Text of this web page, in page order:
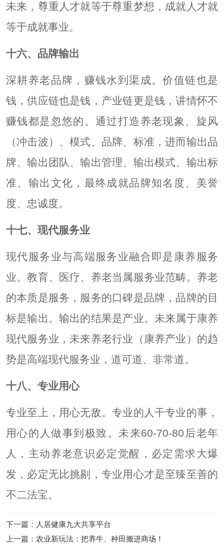
未来，尊重人才就等于尊重梦想，成就人才就
等于成就事业。
十六、品牌输出
深耕养老品牌，赚钱水到渠成。价值链也是
钱，供应链也是钱，产业链更是钱，讲情怀不
赚钱都是忽悠的。通过打造养老现象、旋风
（冲击波）、模式、品牌、标准，进而输出品
牌、输出团队、输出管理、输出模式、输出标
准、输出文化，最终成就品牌知名度、美誉
度、忠诚度。
十七、现代服务业
现代服务业与高端服务业融合即是康养服务
业。教育、医疗、养老当属服务业范畴。养老
的本质是服务，服务的口碑是品牌，品牌的目
标是输出。输出的结果是产业。未来属于康养
现代服务业，未来养老行业（康养产业）的趋
势是高端现代服务业，道可道、非常道。
十八、专业用心
专业至上，用心无敌。专业的人干专业的事，
用心的人做事到极致。未来60-70-80后老年
人，主动养老意识必定觉醒，必定需求大爆
发，必定无比挑剔，专业用心才是至臻至善的
不二法宝。
下一篇 ： 人居健康九大共享平台
上一篇 ： 农业新玩法：把养牛、种田搬进商场！